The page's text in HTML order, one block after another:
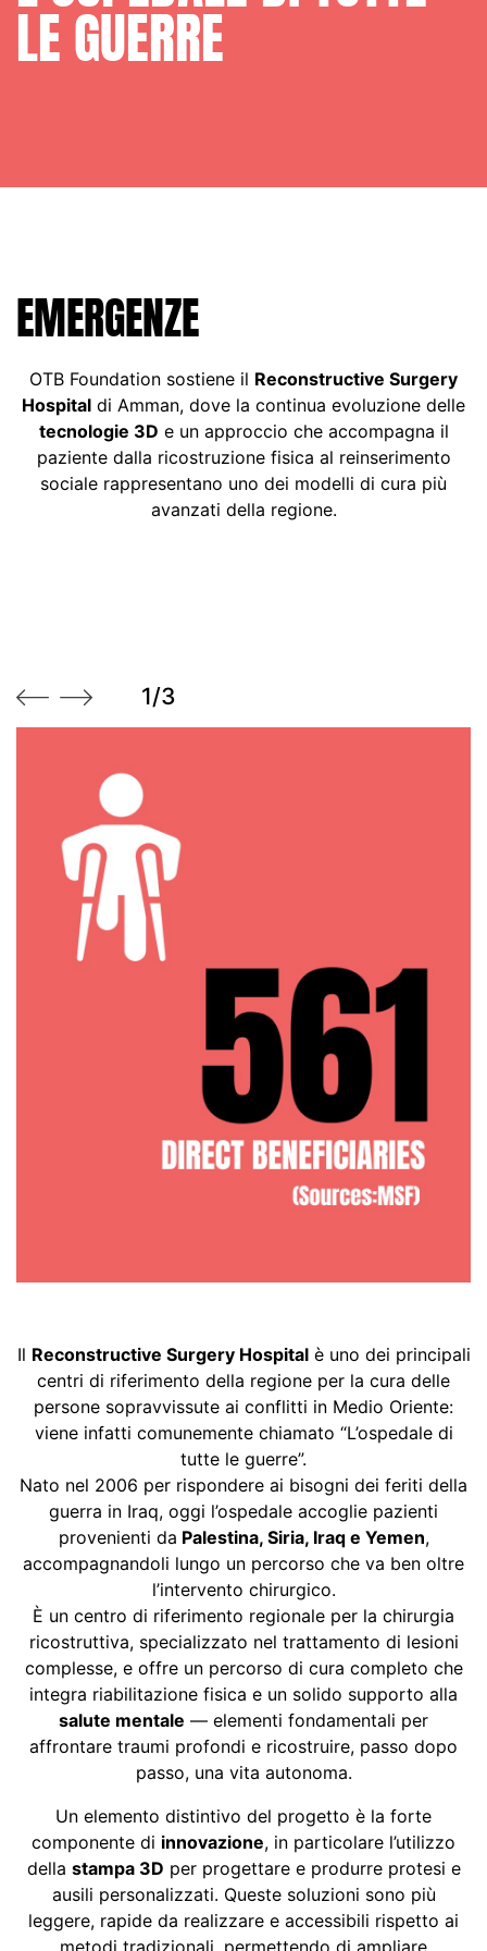
LE GUERRE
EMERGENZE
OTB Foundation sostiene il Reconstructive Surgery
Hospital di Amman, dove la continua evoluzione delle
tecnologie 3D e un approccio che accompagna il
paziente dalla ricostruzione fisica al reinserimento
sociale rappresentano uno dei modelli di cura più
avanzati della regione.
1/3
Il Reconstructive Surgery Hospitalè uno dei principali
centri di riferimento della regione per la cura delle
persone sopravvissute ai conflitti in Medio Oriente:
viene infatti comunemente chiamato “L’ospedale di
tutte le guerre”.
Nato nel 2006 per rispondere ai bisogni dei feriti della
guerra in Iraq, oggi l’ospedale accoglie pazienti
provenienti da Palestina, Siria, Iraq e Yemen,
accompagnandoli lungo un percorso che va ben oltre
l’intervento chirurgico.
È un centro di riferimento regionale per la chirurgia
ricostruttiva, specializzato nel trattamento di lesioni
complesse, e offre un percorso di cura completo che
integra riabilitazione fisica e un solido supporto alla
salute mentale — elementi fondamentali per
affrontare traumi profondi e ricostruire, passo dopo
passo, una vita autonoma.
Un elemento distintivo del progetto è la forte
componente di innovazione, in particolare l’utilizzo
della stampa 3D per progettare e produrre protesi e
ausili personalizzati. Queste soluzioni sono più
leggere, rapide da realizzare e accessibili rispetto ai